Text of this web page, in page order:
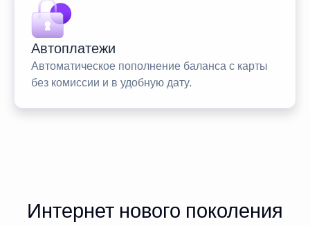
Автоплатежи
Автоматическое пополнение баланса с карты
без комиссии и в удобную дату.
Интернет нового поколения